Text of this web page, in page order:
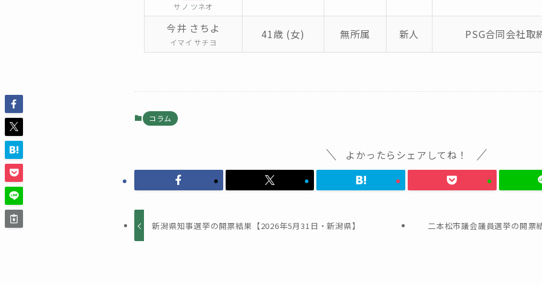
サノ ツネオ
今井 さちよ
イマイ サチヨ
41歳 (女) 無所属 新人 PSG合同会社取
コラム
よかったらシェアしてね！
新潟県知事選挙の開票結果【2026年5月31日・新潟県】 二本松市議会議員選挙の開票